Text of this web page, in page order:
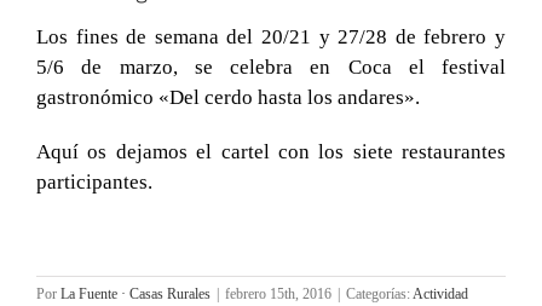
Los fines de semana del 20/21 y 27/28 de febrero y
5/6 de marzo, se celebra en Coca el festival
gastronómico «Del cerdo hasta los andares».
Aquí os dejamos el cartel con los siete restaurantes
participantes.
Por La Fuente · Casas Rurales febrero 15th, 2016 Categorías:Actividad